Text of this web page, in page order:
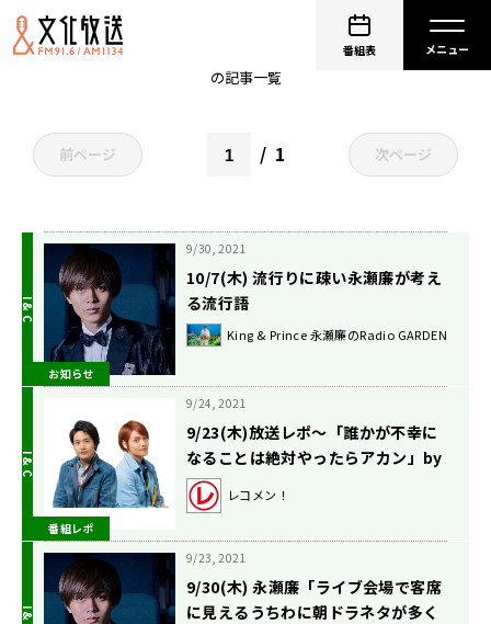
番組表
非公開: 中間淳太（WEST.）
の記事一覧
前ページ 1 次ページ
お知らせ
9/30, 2021
10/7(木) 流行りに疎い永瀬廉が考え
る流行語
King & Prince 永瀬廉のRadio GARDEN
番組レポ
9/24, 2021
9/23(木)放送レポ〜「誰かが不幸に
なることは絶対やったらアカン」by
中間淳太。の巻〜
レコメン！
9/23, 2021
9/30(木) 永瀬廉「ライブ会場で客席
に見えるうちわに朝ドラネタが多く